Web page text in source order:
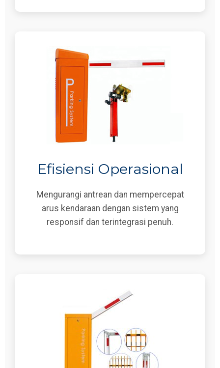
Efisiensi Operasional
Mengurangi antrean dan mempercepat
arus kendaraan dengan sistem yang
responsif dan terintegrasi penuh.